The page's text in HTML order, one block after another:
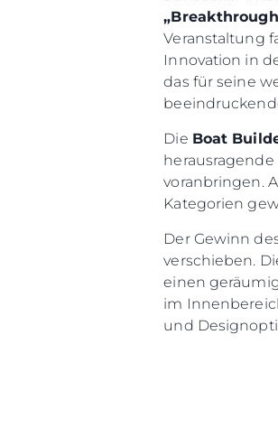
Veranstaltung
Innovation in
das für seine
Die Boat
voranbringen.
Kategorien
Der Gewinn
verschieben.
einen
im
und